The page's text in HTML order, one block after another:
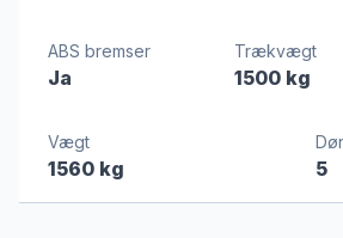
ABS bremser
Ja
Trækvægt
1500 kg
Vægt
1560 kg 5